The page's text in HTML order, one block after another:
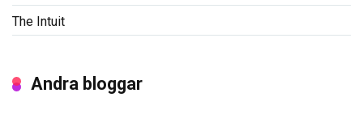
The Intuit
Andra bloggar